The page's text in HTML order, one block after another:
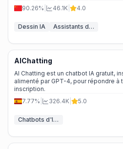
90.26%
46.1K 4.0
Dessin IA Assistants d'écriture IA
AIChatting
AI Chatting est un chatbot IA gratuit,
alimenté par GPT-4, pour répondre
inscription.
7.77%
326.4K 5.0
Chatbots d'IA & LLM